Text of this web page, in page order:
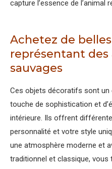
capture l’essence de l’animal
Achetez de
représentant
sauvages
Ces objets décoratifs sont un
touche de sophistication et
intérieure. Ils offrent
personnalité et votre style
une atmosphère moderne et
traditionnel et classique,